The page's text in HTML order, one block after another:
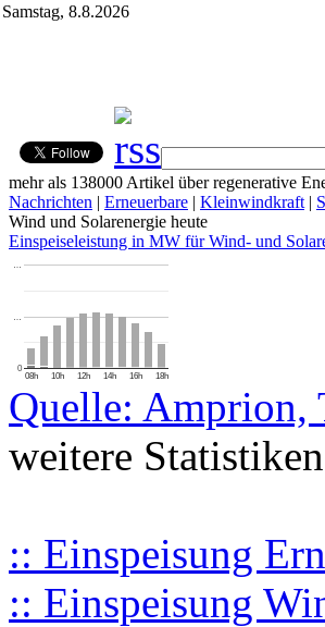
Samstag, 8.8.2026
mehr als 138000 Artikel über regenerative
Nachrichten | Erneuerbare | Kleinwindkraft |
Wind und Solarenergie heute
Einspeiseleistung in MW für Wind- und
08h 10h 12h 14h 16h 18h
0
…
…
Quelle: Amprion,
weitere
:: Einspeisung
:: Einspeisung